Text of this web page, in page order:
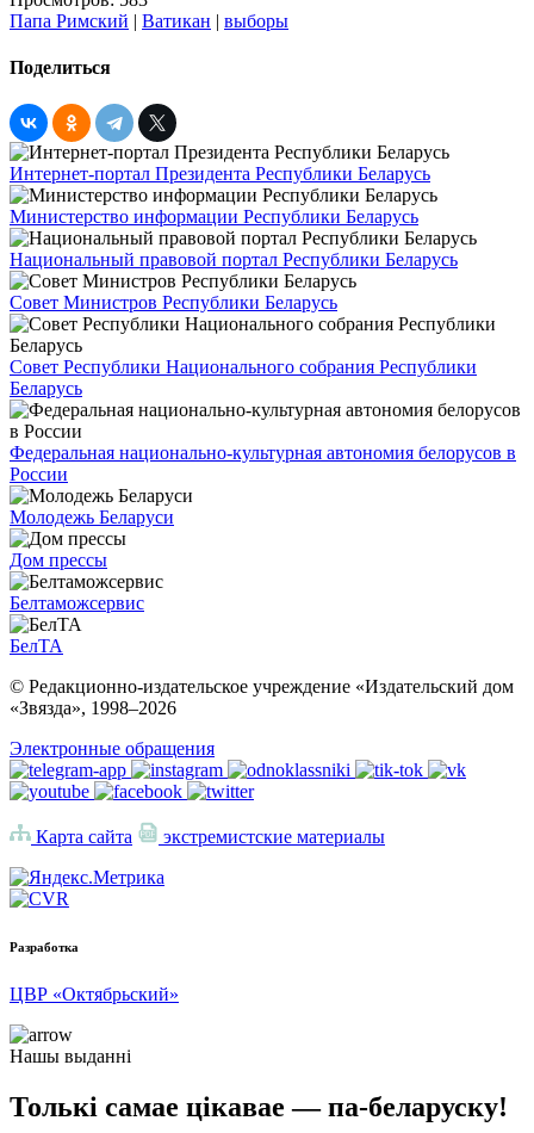
Папа Римский | Ватикан | выборы
Поделиться
Интернет-портал Президента Республики Беларусь
Министерство информации Республики Беларусь
Национальный правовой портал Республики Беларусь
Совет Министров Республики Беларусь
Совет Республики Национального собрания Республики
Беларусь
Федеральная национально-культурная автономия белорусов в
России
Молодежь Беларуси
Дом прессы
Белтаможсервис
БелТА
© Редакционно-издательское учреждение «Издательский дом
«Звязда», 1998–2026
Электронные обращения
Карта сайта экстремистские материалы
Разработка
ЦВР «Октябрьский»
Нашы выданні
Толькі самае цікавае — па-беларуску!